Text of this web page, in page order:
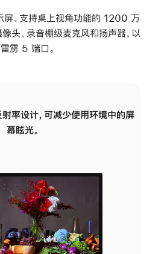
、支持桌上视角功能的 1200 万
、录音棚级麦克风和扬声器，以
雳 5 端口。
率设计，可减少使用环境中的屏
幕眩光。